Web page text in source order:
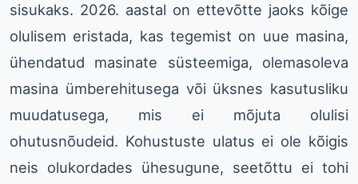
sisukaks. 2026. aastal on ettevõtte jaoks kõige
olulisem eristada, kas tegemist on uue masina,
ühendatud masinate süsteemiga, olemasoleva
masina ümberehitusega või üksnes kasutusliku
muudatusega, mis ei mõjuta olulisi
ohutusnõudeid. Kohustuste ulatus ei ole kõigis
neis olukordades ühesugune, seetõttu ei tohi